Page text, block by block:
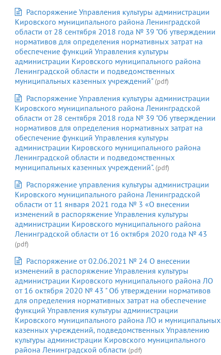
Распоряжение Управления культуры администрации
Кировского муниципального района Ленинградской
области от 28 сентября 2018 года № 39 "Об утверждении
нормативов для определения нормативных затрат на
обеспечение функций Управления культуры
администрации Кировского муниципального района
Ленинградской области и подведомственных
муниципальных казенных учреждений" (pdf)
Распоряжение Управления культуры администрации
Кировского муниципального района Ленинградской
области от 28 сентября 2018 года № 39 "Об утверждении
нормативов для определения нормативных затрат на
обеспечение функций Управления культуры
администрации Кировского муниципального района
Ленинградской области и подведомственных
муниципальных казенных учреждений". (pdf)
Распоряжение управления культуры администрации
Кировского муниципального района Ленинградской
области от 11 января 2021 года № 3 «О внесении
изменений в распоряжение Управления культуры
администрации Кировского муниципального района
Ленинградской области от 16 октября 2020 года № 43
(pdf)
Распоряжение от 02.06.2021 № 24 О внесении
изменений в распоряжение Управления культуры
администрации Кировского муниципального района ЛО
от 16 октября 2020 № 43 " Об утверждении нормативов
для определения нормативных затрат на обеспечение
функций Управления культуры администрации
Кировского муниципального района ЛО и муниципальных
казенных учреждений, подведомственных Управлению
культуры администрации Кировского муниципального
района Ленинградской области (pdf)